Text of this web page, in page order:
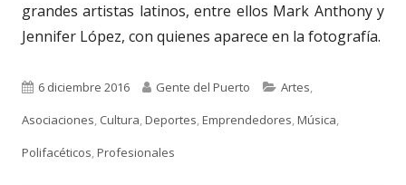
grandes artistas latinos, entre ellos Mark Anthony y
Jennifer López, con quienes aparece en la fotografía.
Publicado
el
6 diciembre 2016 Autor
Gente del Puerto Categorías
Artes,
Asociaciones, Cultura,Deportes,Emprendedores,Música,
Polifacéticos,Profesionales